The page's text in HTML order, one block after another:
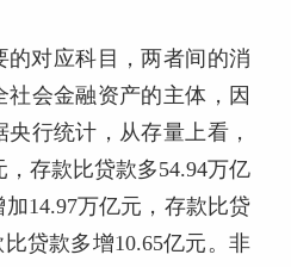
对应科目，两者间的消
会金融资产的主体，因
行统计，从存量上看，
存款比贷款多54.94万亿
14.97万亿元，存款比贷
贷款多增10.65亿元。非